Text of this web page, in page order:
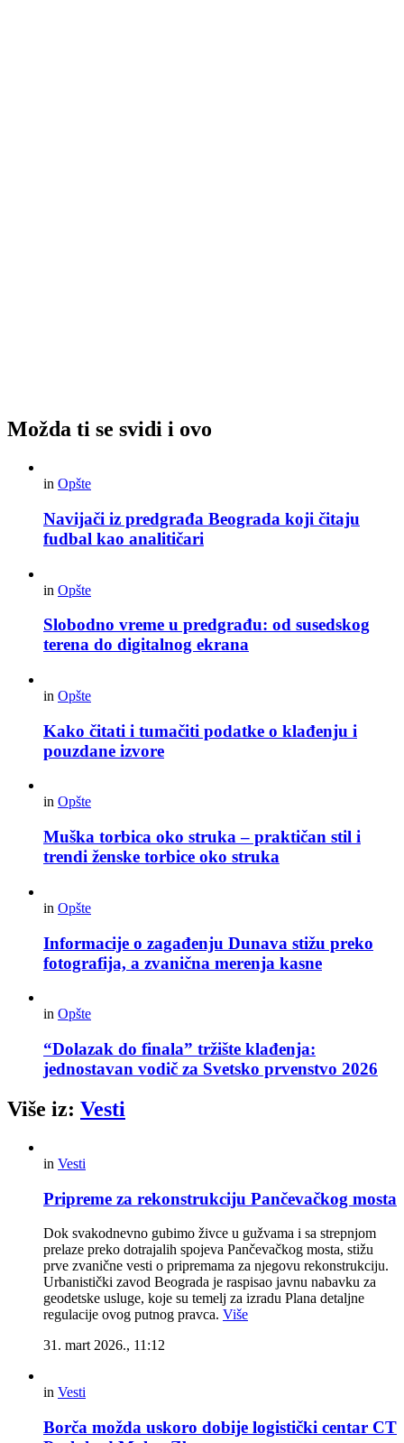
Možda ti se svidi i ovo
in Opšte
Navijači iz predgrađa Beograda koji čitaju
fudbal kao analitičari
in Opšte
Slobodno vreme u predgrađu: od susedskog
terena do digitalnog ekrana
in Opšte
Kako čitati i tumačiti podatke o klađenju i
pouzdane izvore
in Opšte
Muška torbica oko struka – praktičan stil i
trendi ženske torbice oko struka
in Opšte
Informacije o zagađenju Dunava stižu preko
fotografija, a zvanična merenja kasne
in Opšte
“Dolazak do finala” tržište klađenja:
jednostavan vodič za Svetsko prvenstvo 2026
Više iz: Vesti
in Vesti
Pripreme za rekonstrukciju Pančevačkog mosta
Dok svakodnevno gubimo živce u gužvama i sa strepnjom
prelaze preko dotrajalih spojeva Pančevačkog mosta, stižu
prve zvanične vesti o pripremama za njegovu rekonstrukciju.
Urbanistički zavod Beograda je raspisao javnu nabavku za
geodetske usluge, koje su temelj za izradu Plana detaljne
regulacije ovog putnog pravca. Više
31. mart 2026., 11:12
in Vesti
Borča možda uskoro dobije logistički centar CT